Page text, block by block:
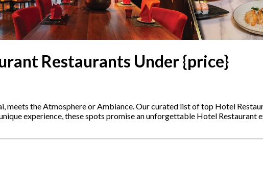
Restaurants Under {price}
meets the Atmosphere or Ambiance. Our curated list of top Hotel
experience, these spots promise an unforgettable Hotel Restaurant